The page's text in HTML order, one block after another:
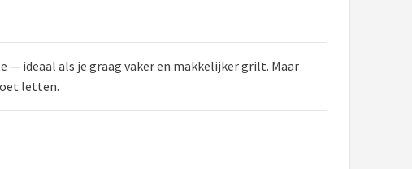
— ideaal als je graag vaker en makkelijker grilt. Maar
letten.